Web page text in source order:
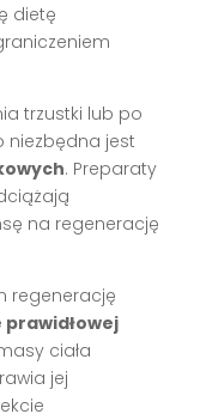
dietę
trzustki lub po
niezbędna jest
. Preparaty
na regenerację
regenerację
ciała
jej